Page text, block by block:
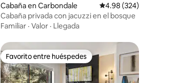
Cabaña en Carbondale Calificación promedio:
4.98 (324)
Cabaña privada con jacuzzi en el bosque
Familiar · Valor · Llegada
Favorito entre huéspedes
Favorito entre huéspedes